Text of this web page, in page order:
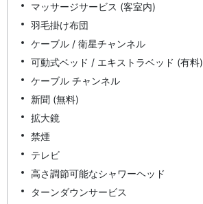
マッサージサービス (客室内)
羽毛掛け布団
ケーブル / 衛星チャンネル
可動式ベッド / エキストラベッド (有料)
ケーブル チャンネル
新聞 (無料)
拡大鏡
禁煙
テレビ
高さ調節可能なシャワーヘッド
ターンダウンサービス